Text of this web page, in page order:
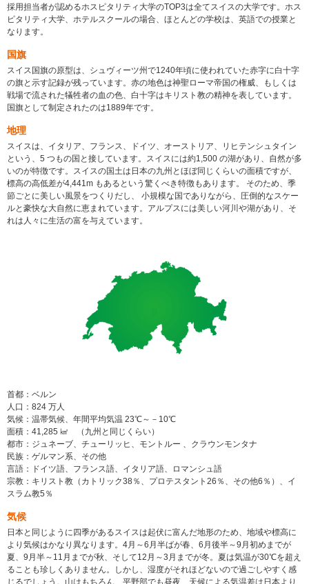
採用担当者が認めるホスピタリティ大学のTOP3は全てスイスの大学です。ホス
ピタリティ大学、ホテルスクールの場合、ほとんどの学校は、英語での授業と
なります。
国旗
スイス国旗の原型は、シュヴィーツ州で1240年頃に使われていた赤字に白十字
の旗と示す記録が残っています。赤の地色は神聖ローマ帝国の権威、もしくは
戦場で流された犠牲者の血の色、白十字はキリスト教の精神を表しています。
国旗として制定されたのは1889年です。
地理
スイスは、イタリア、フランス、ドイツ、オーストリア、リヒテンシュタイン
という、5 つもの国と接しています。スイスには約1,500 の湖があり、自然が多
いのが特徴です。スイスの国土は日本の九州とほぼ同じくらいの面積ですが、
標高の高低差が4,441m もあるという驚くべき特徴もあります。 そのため、季
節ごとに美しい風景をつくりだし、 小規模な国でありながら、圧倒的なスケー
ルと豪快な大自然に恵まれています。アルプスには美しい河川や湖があり、そ
れは人々に生活の富を与えています。
首都：ベルン
人口：824 万人
気候：温帯気候、年間平均気温 23℃～－10℃
面積：41,285 ㎢ （九州と同じくらい）
都市：ジュネーブ、チューリッヒ、モントルー 、クラウンモンタナ
民族：ゲルマン系、その他
言語：ドイツ語、フランス語、イタリア語、ロマンシュ語
宗教：キリスト教（カトリック38％、プロテスタント26％、その他6％）、イ
スラム教5％
気候
日本と同じように四季があるスイスは起伏に富んだ地形のため、地域や標高に
より気候はかなり異なります。4月～6月半ばが春、6月後半～9月初めまでが
夏、9月半～11月までが秋、そして12月～3月までが冬。夏は気温が30℃を超え
ることも珍しくありません。しかし、湿度がそれほどないので過ごしやすく感
じるでしょう。山はもちろん、平野部でも昼夜、天候による気温差は日本より